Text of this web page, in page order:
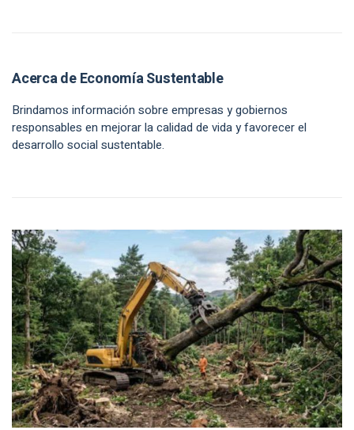
Acerca de Economía Sustentable
Brindamos información sobre empresas y gobiernos
responsables en mejorar la calidad de vida y favorecer el
desarrollo social sustentable.